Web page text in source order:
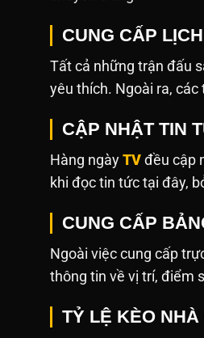
CUNG CẤP
Tất cả những trận đấu
yêu thích. Ngoài ra,
CẬP NHẬT TIN
Hàng ngày TV đều cập
khi đọc tin tức tại đây,
CUNG CẤP
Ngoài việc cung cấp
thông tin về vị trí, điểm
TỶ LỆ KÈO NHÀ